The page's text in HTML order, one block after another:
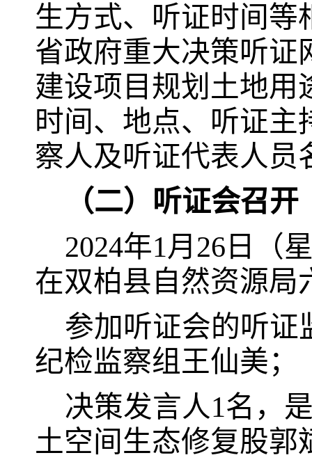
生方式、听证时间等
省政府重大决策听证
建设项目规划土地用
时间、地点、听证
察人及听证代表人员
（二）听证会召开
2024年1月 26 日（
在双柏县自然资源局
参加听证会的听证
纪检监察组王仙美；
决策发言人1名，
土空间生态修复股郭